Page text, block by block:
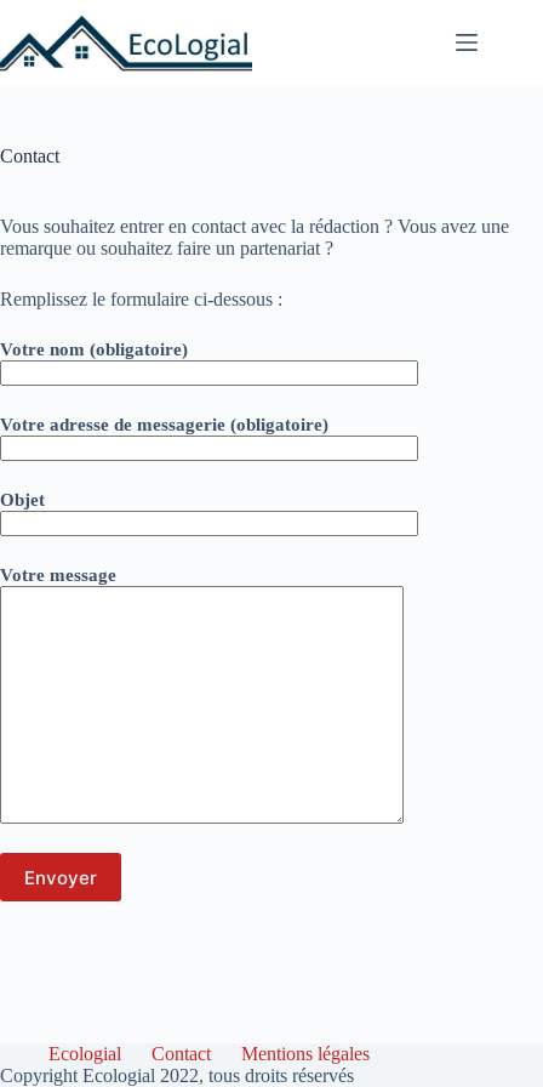
contenu
Contact
Vous souhaitez entrer en contact avec la rédaction ? Vous avez une
remarque ou souhaitez faire un partenariat ?
Remplissez le formulaire ci-dessous :
Votre nom (obligatoire)
Votre adresse de messagerie (obligatoire)
Objet
Votre message
Ecologial Contact
Mentions légales
Copyright Ecologial 2022, tous droits réservés